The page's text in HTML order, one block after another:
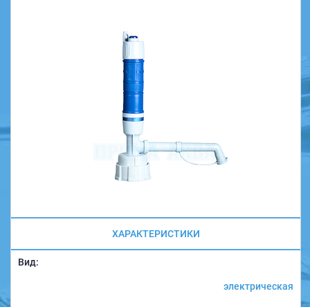
ХАРАКТЕРИСТИКИ
Вид:
электрическая